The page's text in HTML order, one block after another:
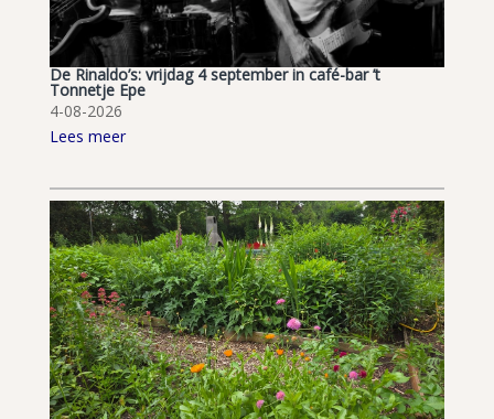
De Rinaldo’s: vrijdag 4 september in café-bar ’t
Tonnetje Epe
4-08-2026
Lees meer